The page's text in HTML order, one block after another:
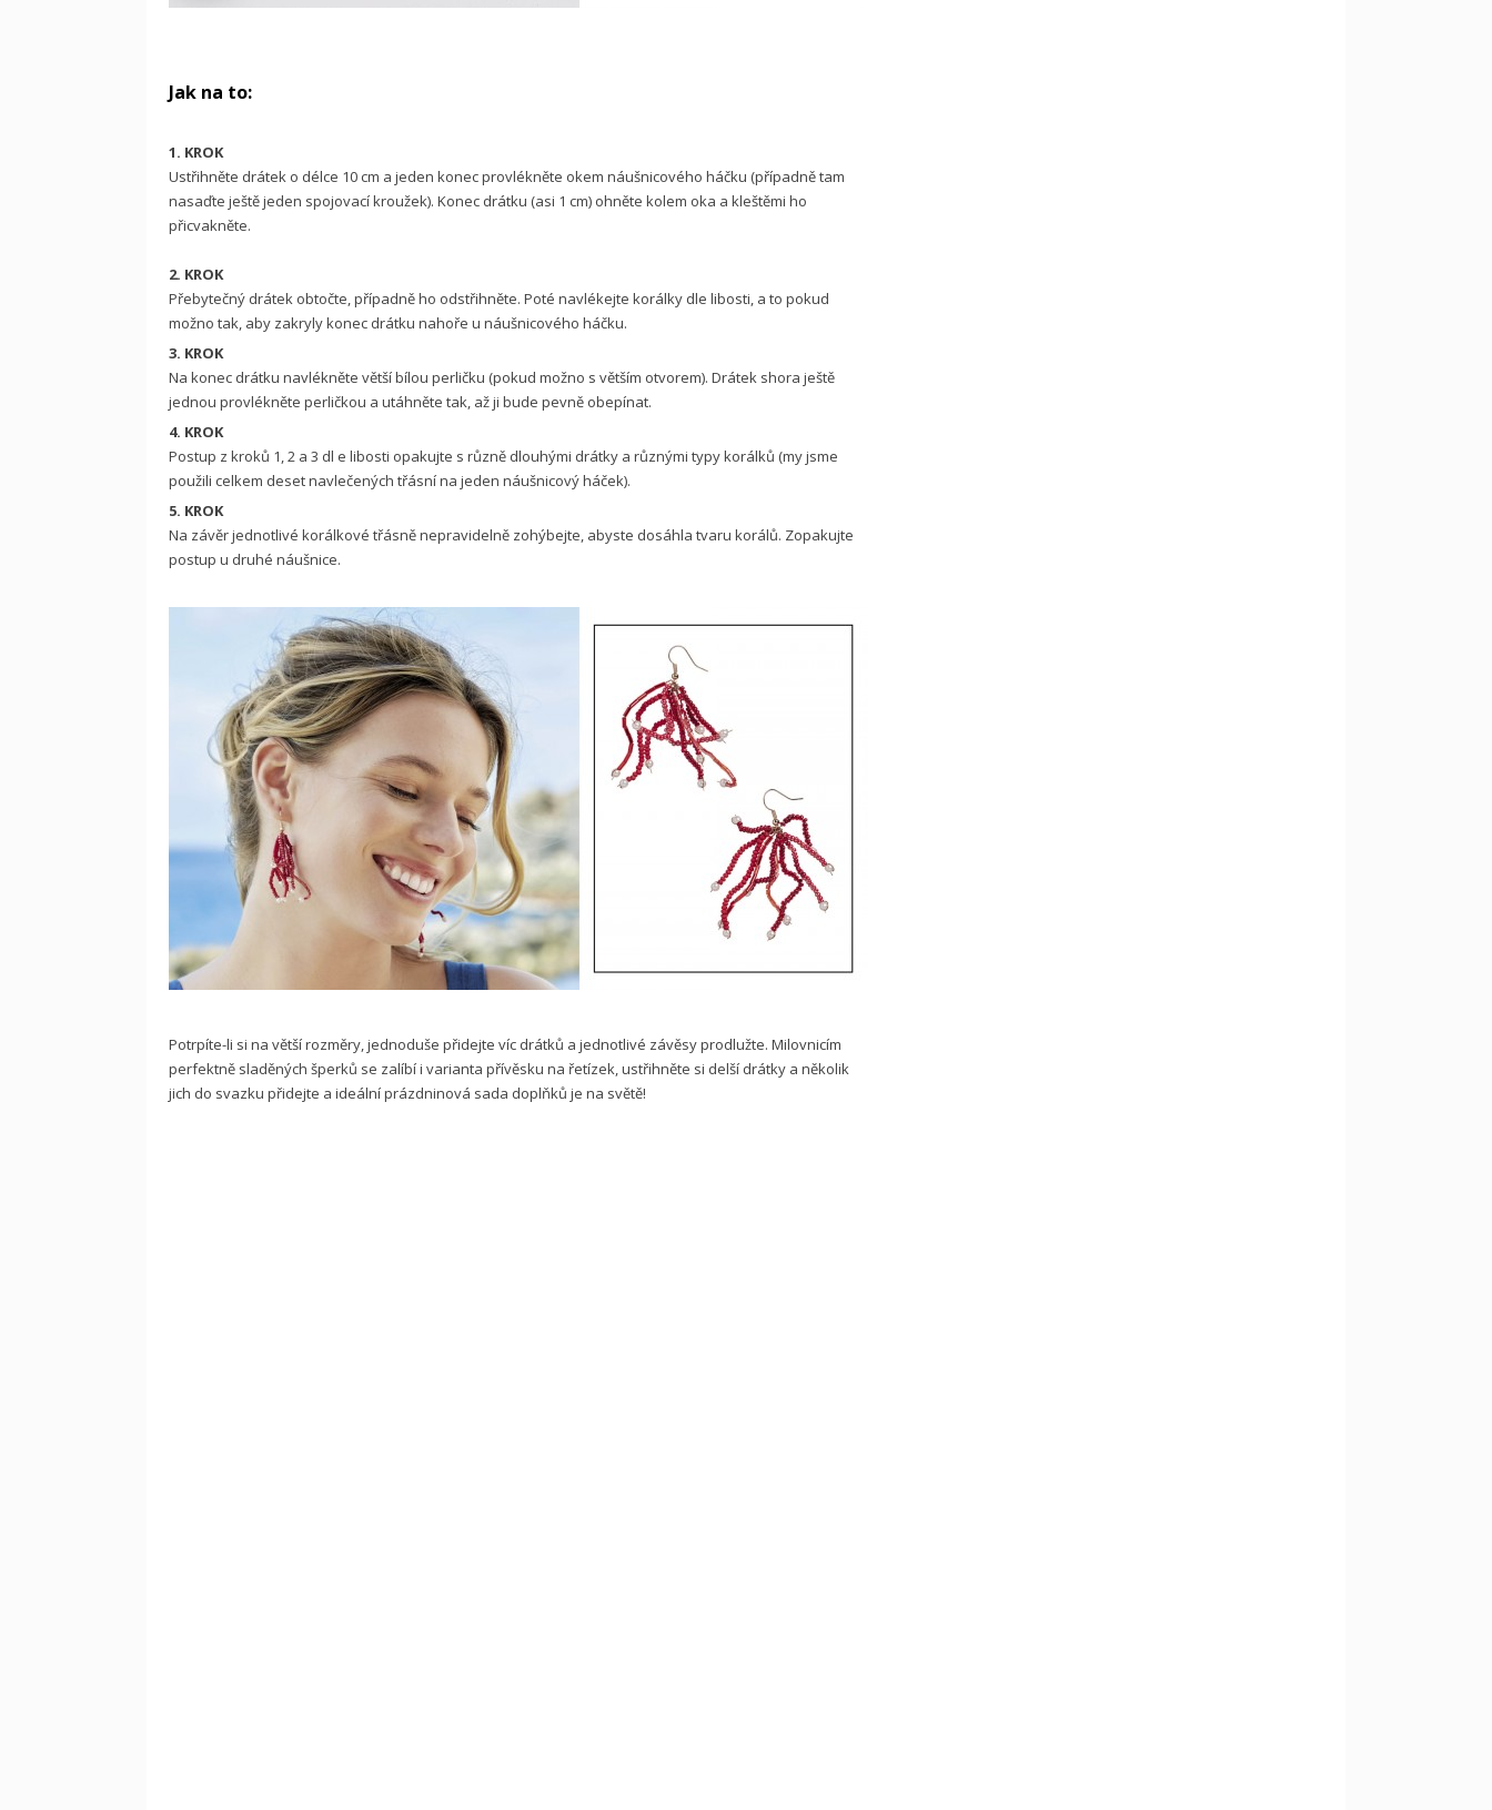
Jak na to:
1. KROK
Ustřihněte drátek o délce 10 cm a jeden konec provlékněte okem náušnicového háčku (případně tam
nasaďte ještě jeden spojovací kroužek). Konec drátku (asi 1 cm) ohněte kolem oka a kleštěmi ho
přicvakněte.
2. KROK
Přebytečný drátek obtočte, případně ho odstřihněte. Poté navlékejte korálky dle libosti, a to pokud
možno tak, aby zakryly konec drátku nahoře u náušnicového háčku.
3. KROK
Na konec drátku navlékněte větší bílou perličku (pokud možno s větším otvorem). Drátek shora ještě
jednou provlékněte perličkou a utáhněte tak, až ji bude pevně obepínat.
4. KROK
Postup z kroků 1, 2 a 3 dl e libosti opakujte s různě dlouhými drátky a různými typy korálků (my jsme
použili celkem deset navlečených třásní na jeden náušnicový háček).
5. KROK
Na závěr jednotlivé korálkové třásně nepravidelně zohýbejte, abyste dosáhla tvaru korálů. Zopakujte
postup u druhé náušnice.
Potrpíte-li si na větší rozměry, jednoduše přidejte víc drátků a jednotlivé závěsy prodlužte. Milovnicím
perfektně sladěných šperků se zalíbí i varianta přívěsku na řetízek, ustřihněte si delší drátky a několik
jich do svazku přidejte a ideální prázdninová sada doplňků je na světě!